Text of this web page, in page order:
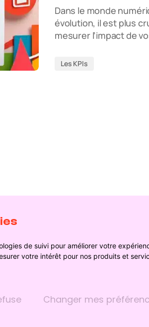
de suivi pour améliorer votre
votre intérêt pour nos produits et
Changer mes
Dans le monde
évolution, il est plus
mesurer l’impact de
Les KPIs